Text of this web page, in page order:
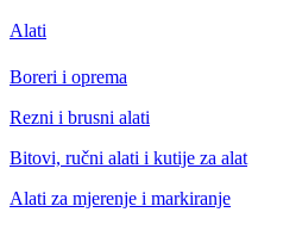
Alati
Boreri i oprema
Rezni i brusni alati
Bitovi, ručni alati i kutije za alat
Alati za mjerenje i markiranje